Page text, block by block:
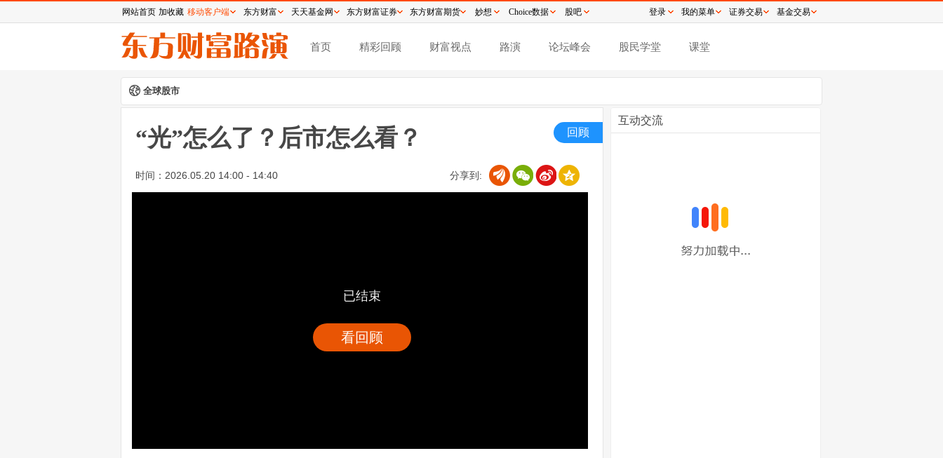
首页 精彩回顾 财富视点 路演 论坛峰会 股民学堂 课堂
全球股市
“光”怎么了？后市怎么看？
时间： 2026.05.20 14:00 - 14:40 分享到:
回顾
已结束
看回顾
互动交流
网站首页 加收藏 移动客户端 东方财富 天天基金网 东方财富证券 东方财富期货 妙想 Choice数据 股吧 登录 我的菜单 证券交易 基金交易